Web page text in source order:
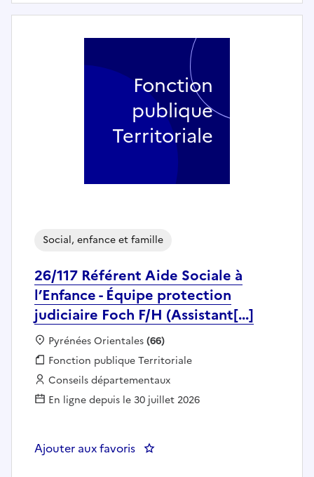
26/117 Référent Aide Sociale à
l’Enfance - Équipe protection
judiciaire Foch F/H (Assistant[...]
Social, enfance et famille
Localisation :
Pyrénées Orientales(66)
Fonction publique :
Fonction publique Territoriale
Employeur :
Conseils départementaux
En ligne depuis le 30 juillet 2026
Ajouter aux favoris : 26/117 Référent Aide Sociale
Fonction
publique
Territoriale